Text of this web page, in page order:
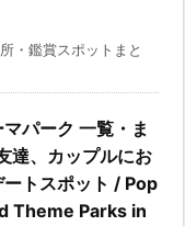
・鑑賞スポットまと
パーク 一覧・ま
達、カップルにお
トスポット / Pop
Theme Parks in